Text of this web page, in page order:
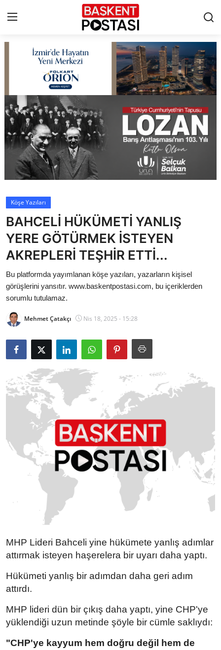
Çerez Politikası
Künye
Ankara
TBMM
Cumhurbaşkanlığı
Bakanlıklar
Siyasi Partiler
Mülki İdare
Sivil Toplum Kuruluşları
Kamu Kurumları ve Üst Kurullar
Resmi Reklamlar
Köşe Yazıları
BAHCELİ HÜKÜMETİ YANLIŞ
YERE GÖTÜRMEK İSTEYEN
AKREPLERİ TEŞHİR ETTİ...
Bu platformda yayımlanan köşe yazıları, yazarların kişisel
görüşlerini yansıtır. www.baskentpostasi.com, bu içeriklerden
sorumlu tutulamaz.
Mehmet Çatakçı Nis 18, 2025 - 15:28
MHP Lideri Bahceli yine hükümete yanlış adımlar
attırmak isteyen haşerelera bir uyarı daha yaptı.
Hükümeti yanlış bir adımdan daha geri adım
attırdı.
MHP lideri dün bir çıkış daha yaptı, yine CHP'ye
yüklendiği uzun metinde şöyle bir cümle saklıydı:
"CHP'ye kayyum hem doğru değil hem de